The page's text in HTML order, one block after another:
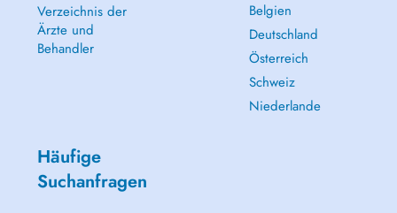
Verzeichnis der
Ärzte und
Behandler
Belgien
Deutschland
Österreich
Schweiz
Niederlande
Häufige
Suchanfragen